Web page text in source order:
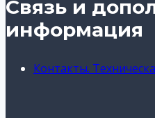
Связь и
информация
Контакты.